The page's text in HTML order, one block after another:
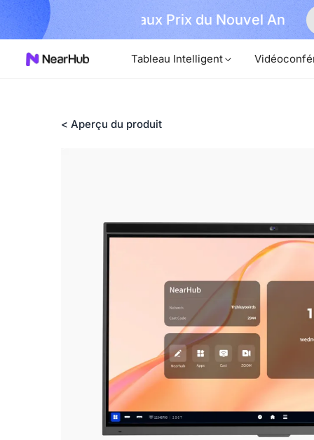
An 🎉 360 Alien
Tableau Intelligent
< Aperçu du produit